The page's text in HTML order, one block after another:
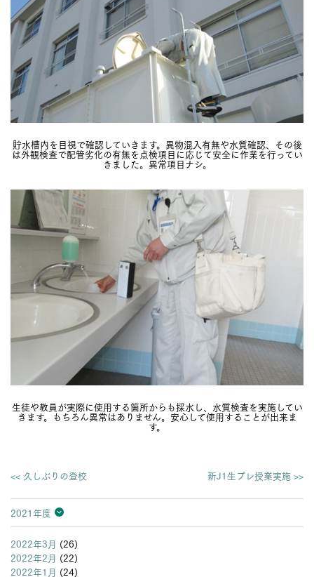
貯水槽内を目視で確認していきます。異物混入有無や水質確認、その後
は外観検査で配管劣化の有無を点検項目に応じて安全に作業を行ってい
きました。異常項目ナシ。
生徒や教員が実際に使用する箇所からも採水し、水質検査を実施してい
きます。もちろん異常はありません。安心して使用することが出来ま
す。
<< 久しぶりの登校 新J1生プレ授業実施 >>
2021年度
2026年度
2025年度
2024年度
2023年度
2022年度
2021年度
2020年度
2019年度
2018年度
2017年度
2016年度
2015年度
2014年度
2013年度
2022年3月 (26)
2022年2月 (22)
2022年1月 (24)